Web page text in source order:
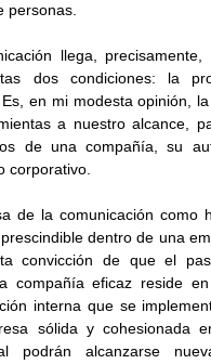
personas.
llega, precisamente,
dos condiciones: la
en mi modesta opinión,
a nuestro alcance,
de una compañía, su
corporativo.
de la comunicación como
dentro de una
convicción de que el
compañía eficaz reside
interna que se
sólida y cohesionada
podrán alcanzarse